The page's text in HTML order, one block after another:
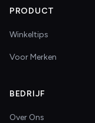
PRODUCT
Winkeltips
Voor Merken
BEDRIJF
Over Ons